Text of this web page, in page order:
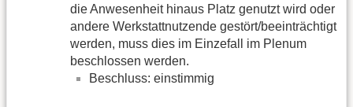
die Anwesenheit hinaus Platz genutzt wird oder
andere Werkstattnutzende gestört/beeinträchtigt
werden, muss dies im Einzefall im Plenum
beschlossen werden.
Beschluss: einstimmig